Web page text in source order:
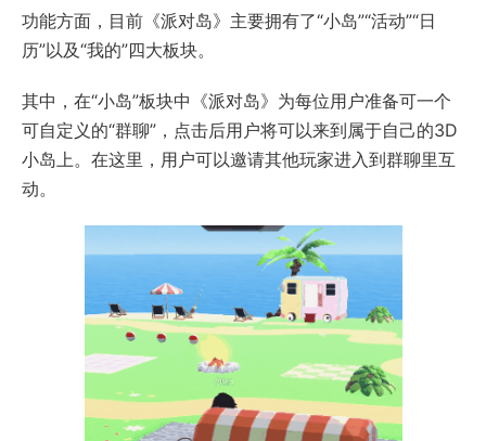
功能方面，目前《派对岛》主要拥有了“小岛”“活动”“日
历”以及“我的”四大板块。
其中，在“小岛”板块中《派对岛》为每位用户准备可一个
可自定义的“群聊”，点击后用户将可以来到属于自己的3D
小岛上。在这里，用户可以邀请其他玩家进入到群聊里互
动。